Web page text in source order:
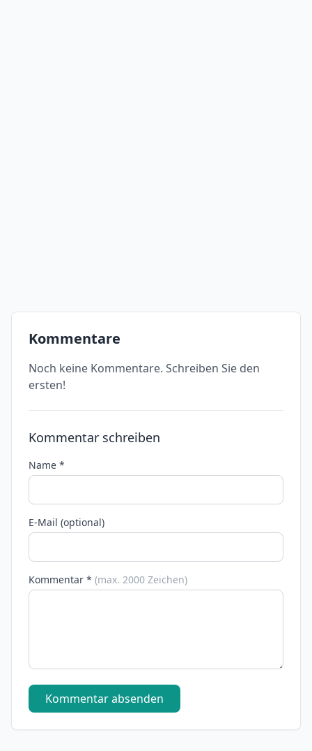
Kommentare
Noch keine Kommentare. Schreiben Sie den
ersten!
Kommentar schreiben
Name *
E-Mail (optional)
Kommentar * (max. 2000 Zeichen)
Kommentar absenden